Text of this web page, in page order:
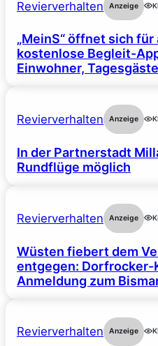
Revierverhalten Anzeige
„MeinS“ öffnet sich
kostenlose Begleit-
Einwohner,
Revierverhalten Anzeige
In der Partnerstadt
Rundflüge möglich
Revierverhalten Anzeige
Wüsten fiebert dem
entgegen: Dorfrocker-
Anmeldung zum
Revierverhalten Anzeige